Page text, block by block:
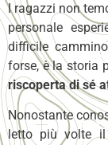
I ragazzi non
personale
difficile
forse, è la storia
riscoperta di sé
Nonostante
letto più volte il